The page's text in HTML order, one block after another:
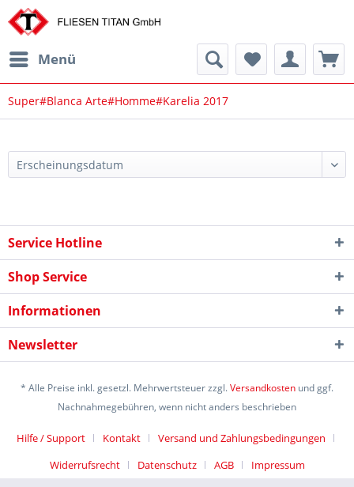
Menü
Super#Blanca Arte#Homme#Karelia 2017
Service Hotline
Shop Service
Informationen
Newsletter
* Alle Preise inkl. gesetzl. Mehrwertsteuer zzgl.Versandkosten und ggf.
Nachnahmegebühren, wenn nicht anders beschrieben
Hilfe / Support Kontakt
Versand und Zahlungsbedingungen
Widerrufsrecht
Datenschutz AGB Impressum